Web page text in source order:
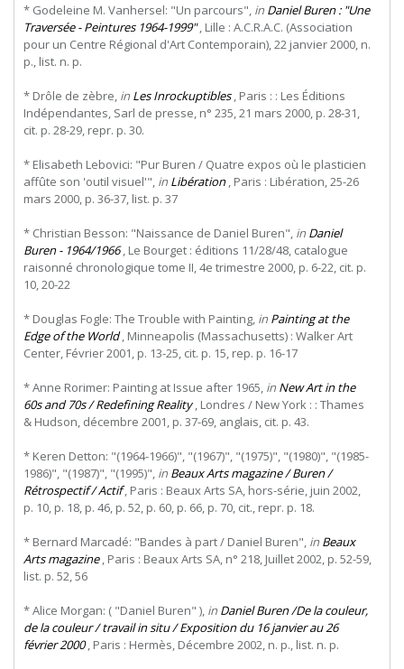
* Godeleine M. Vanhersel: "Un parcours", in Daniel Buren : "Une
Traversée - Peintures 1964-1999", Lille : A.C.R.A.C. (Association
pour un Centre Régional d'Art Contemporain), 22 janvier 2000, n.
p., list. n. p.
* Drôle de zèbre, in Les Inrockuptibles, Paris : : Les Éditions
Indépendantes, Sarl de presse, n° 235, 21 mars 2000, p. 28-31,
cit. p. 28-29, repr. p. 30.
* Elisabeth Lebovici: "Pur Buren / Quatre expos où le plasticien
affûte son 'outil visuel'", in Libération, Paris : Libération, 25-26
mars 2000, p. 36-37, list. p. 37
* Christian Besson: "Naissance de Daniel Buren", in Daniel
Buren - 1964/1966, Le Bourget : éditions 11/28/48, catalogue
raisonné chronologique tome II, 4e trimestre 2000, p. 6-22, cit. p.
10, 20-22
* Douglas Fogle: The Trouble with Painting, in Painting at the
Edge of the World, Minneapolis (Massachusetts) : Walker Art
Center, Février 2001, p. 13-25, cit. p. 15, rep. p. 16-17
* Anne Rorimer: Painting at Issue after 1965, in New Art in the
60s and 70s / Redefining Reality, Londres / New York : : Thames
& Hudson, décembre 2001, p. 37-69, anglais, cit. p. 43.
* Keren Detton: "(1964-1966)", "(1967)", "(1975)", "(1980)", "(1985-
1986)", "(1987)", "(1995)", in Beaux Arts magazine / Buren /
Rétrospectif / Actif, Paris : Beaux Arts SA, hors-série, juin 2002,
p. 10, p. 18, p. 46, p. 52, p. 60, p. 66, p. 70, cit., repr. p. 18.
* Bernard Marcadé: "Bandes à part / Daniel Buren", in Beaux
Arts magazine, Paris : Beaux Arts SA, n° 218, Juillet 2002, p. 52-59,
list. p. 52, 56
* Alice Morgan: ( "Daniel Buren" ), in Daniel Buren /De la couleur,
de la couleur / travail in situ / Exposition du 16 janvier au 26
février 2000, Paris : Hermès, Décembre 2002, n. p., list. n. p.